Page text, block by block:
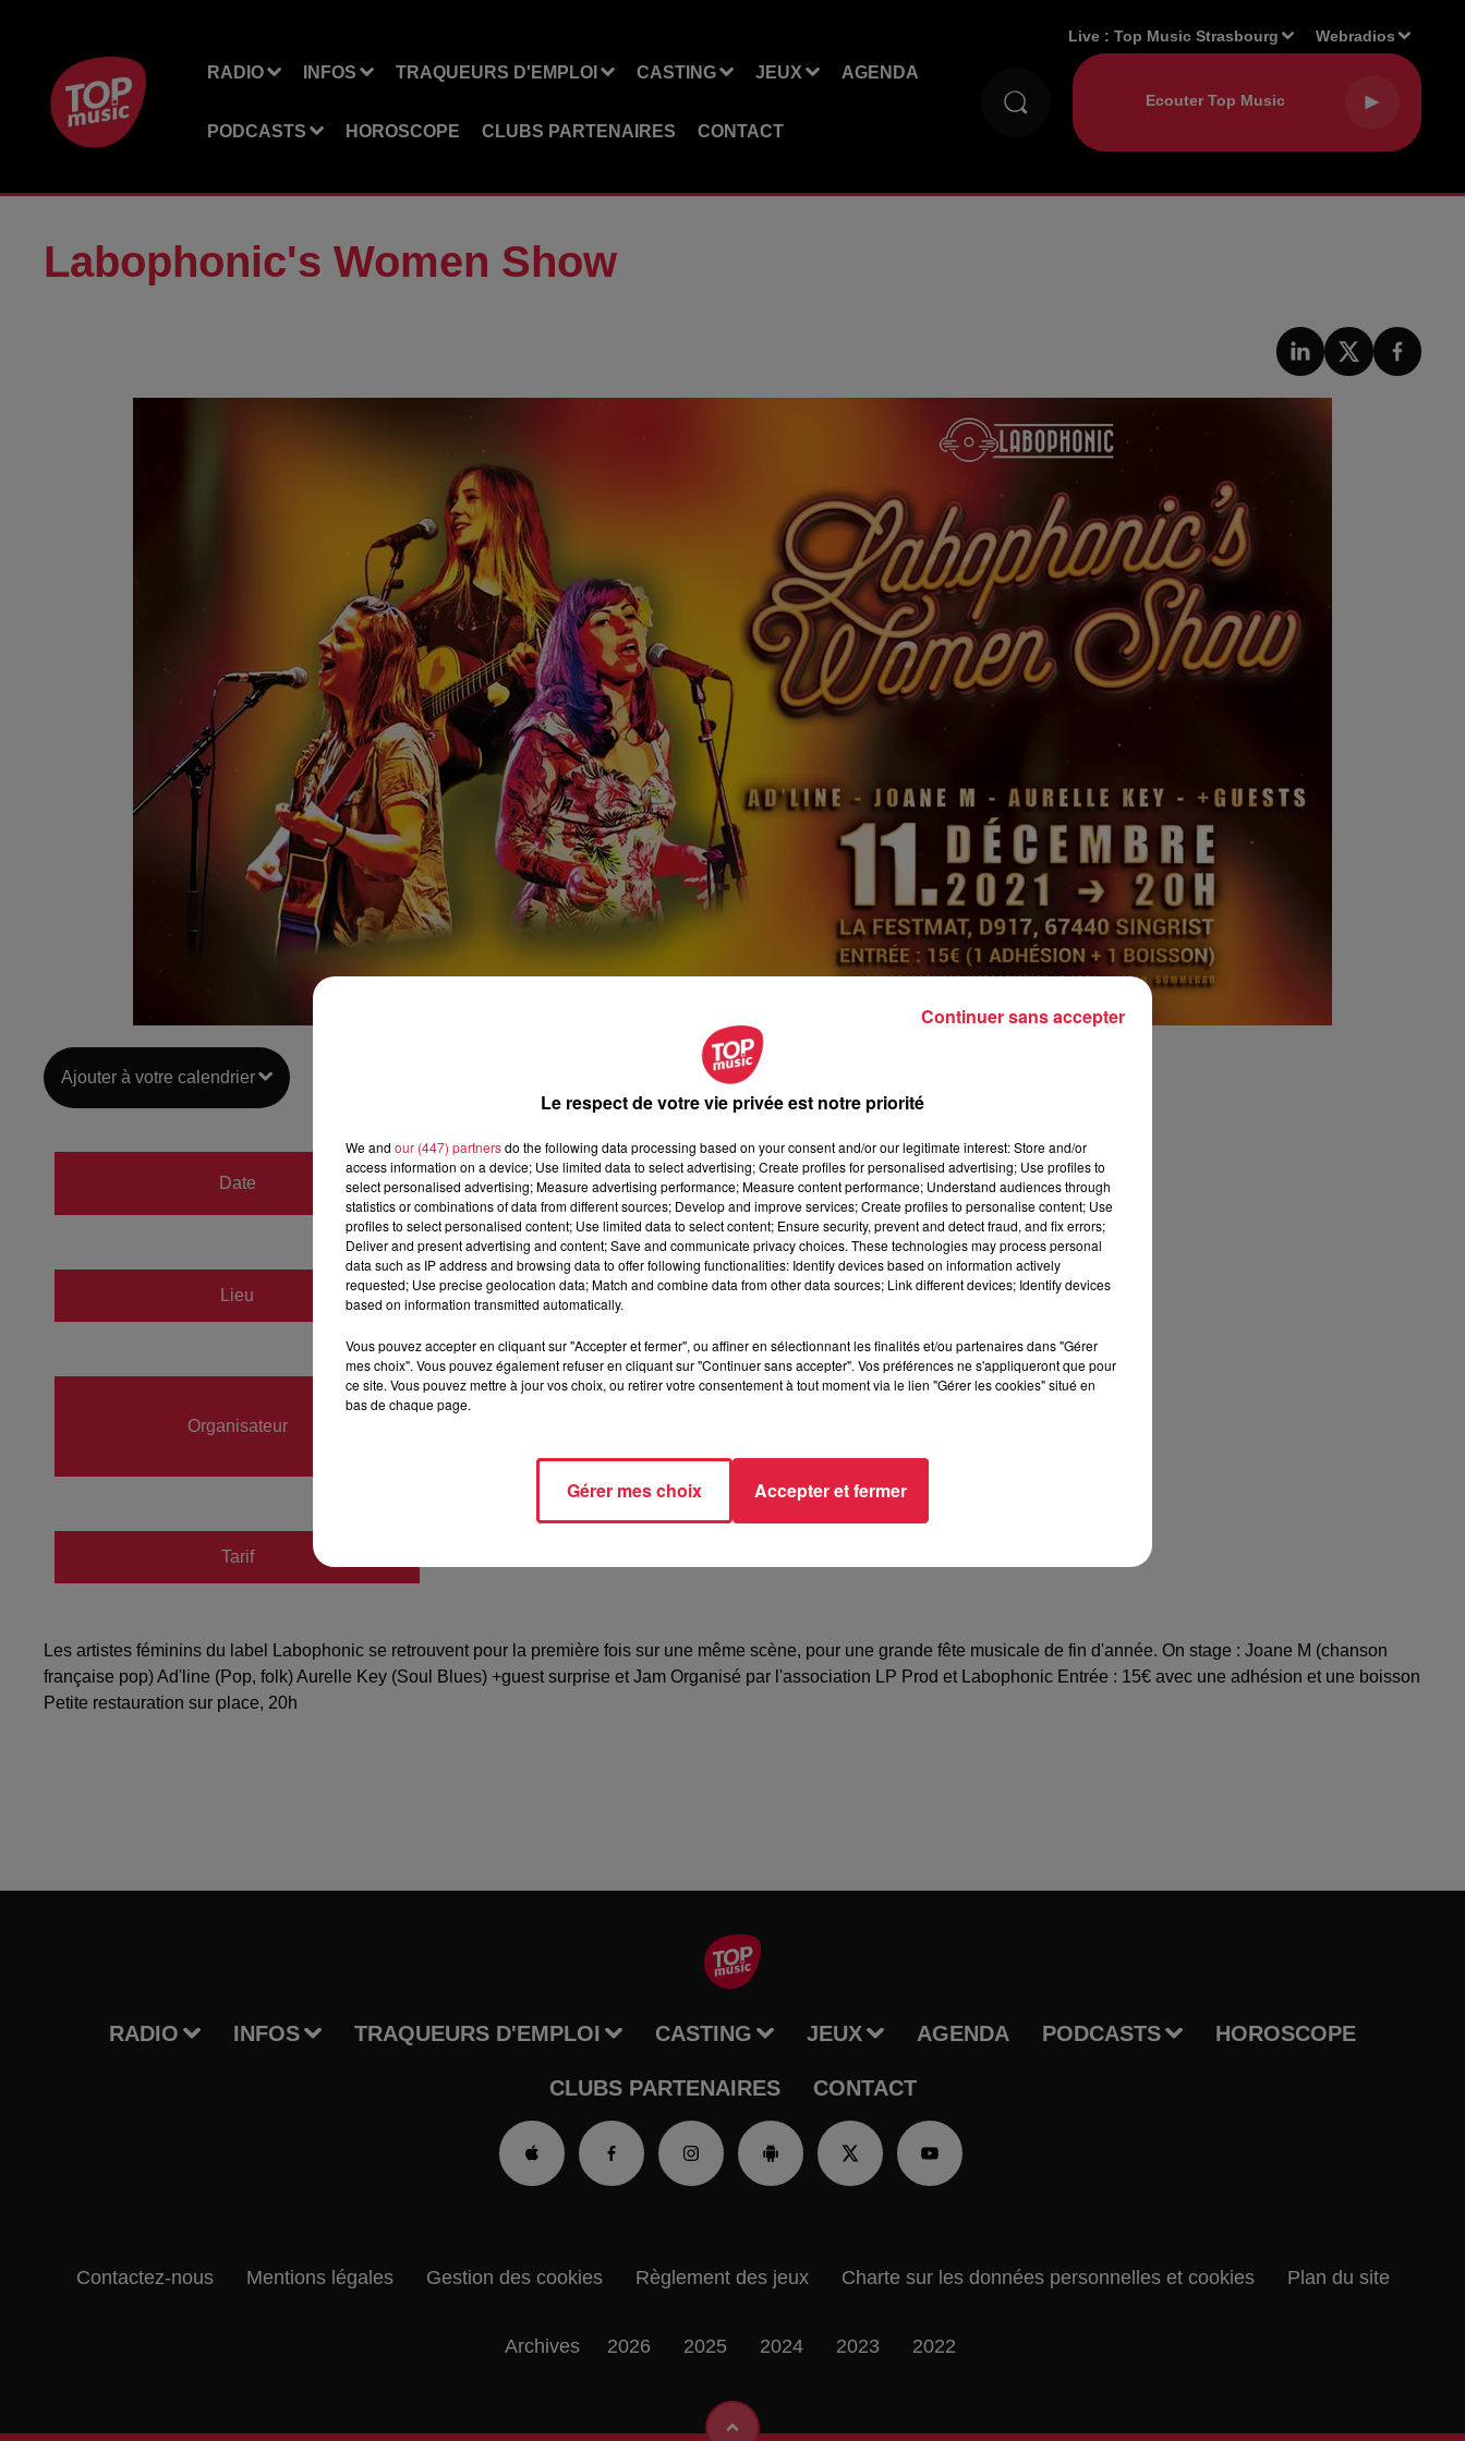
RADIO INFOS TRAQUEURS D'EMPLOI CASTING JEUX AGENDA
PODCASTS HOROSCOPE CLUBS PARTENAIRES CONTACT
Live :Top Music Strasbourg Webradios
Labophonic's Women Show
Ajouter à votre calendrier
Date
du11 décembre 2021 à 0h00
au11 décembre 2021 à 0h00
Lieu Singrist, Sommerau
Organisateur
Aurélie Kittel
lpprod67@gmail.com
Tarif
Les artistes féminins du label Labophonic se retrouvent pour la première fois sur une même scène, pour une grande fête musicale de fin d'année. On stage : Joane M (chanson
française pop) Ad'line (Pop, folk) Aurelle Key (Soul Blues) +guest surprise et Jam Organisé par l'association LP Prod et Labophonic Entrée : 15€ avec une adhésion et une boisson
Petite restauration sur place, 20h
RADIO INFOS TRAQUEURS D'EMPLOI CASTING JEUX AGENDA PODCASTS HOROSCOPE
CLUBS PARTENAIRES CONTACT
Contactez-nous Mentions légales Gestion des cookies Règlement des jeux Charte sur les données personnelles et cookies Plan du site
Archives 2026 2025 2024 2023 2022
Le respect de votre vie privée est notre priorité
We and our (447) partnersdo the following data processing based on your consent and/or our legitimate interest: Store and/or
access information on a device; Use limited data to select advertising; Create profiles for personalised advertising; Use profiles to
select personalised advertising; Measure advertising performance; Measure content performance; Understand audiences through
statistics or combinations of data from different sources; Develop and improve services; Create profiles to personalise content; Use
profiles to select personalised content; Use limited data to select content; Ensure security, prevent and detect fraud, and fix errors;
Deliver and present advertising and content; Save and communicate privacy choices. These technologies may process personal
data such as IP address and browsing data to offer following functionalities: Identify devices based on information actively
requested; Use precise geolocation data; Match and combine data from other data sources; Link different devices; Identify devices
based on information transmitted automatically.
Vous pouvez accepter en cliquant sur "Accepter et fermer", ou affiner en sélectionnant les finalités et/ou partenaires dans "Gérer
mes choix". Vous pouvez également refuser en cliquant sur "Continuer sans accepter". Vos préférences ne s'appliqueront que pour
ce site. Vous pouvez mettre à jour vos choix, ou retirer votre consentement à tout moment via le lien "Gérer les cookies" situé en
bas de chaque page.
Gérer mes choix Accepter et fermer
Continuer sans accepter